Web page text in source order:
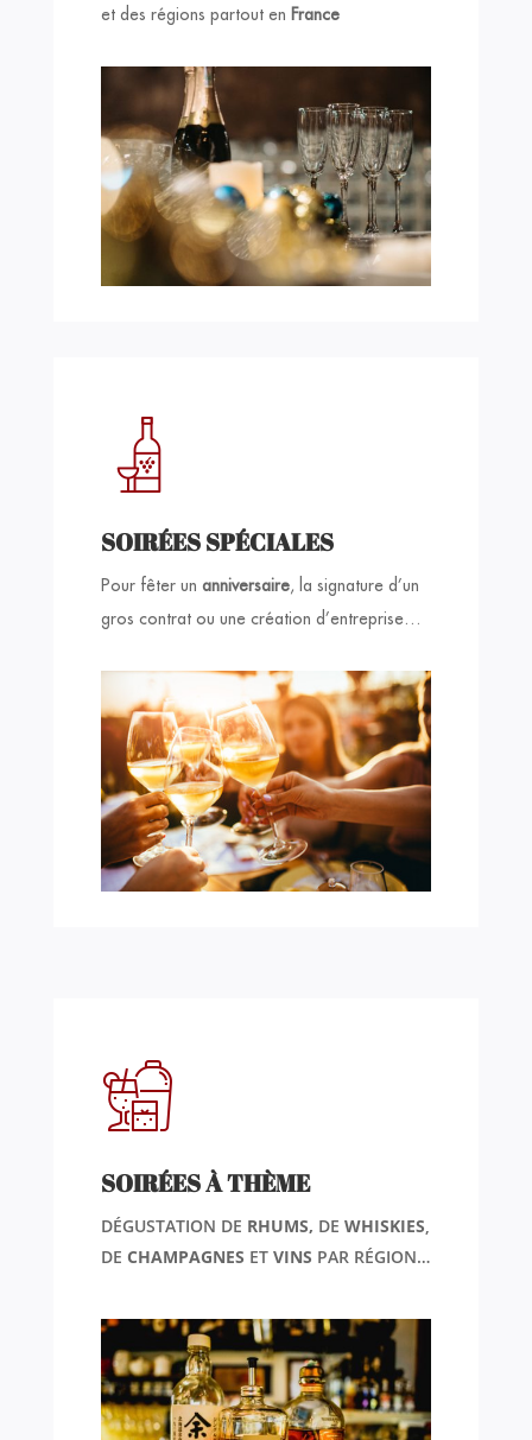
et des régions partout en France
SOIRÉES SPÉCIALES
Pour fêter un anniversaire, la signature d’un
gros contrat ou une création d’entreprise…
SOIRÉES À THÈME
DÉGUSTATION DE RHUMS, DE WHISKIES,
DE CHAMPAGNES ET VINS PAR RÉGION…